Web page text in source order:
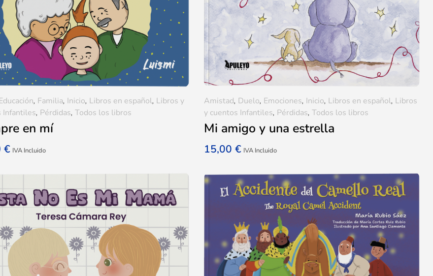
en mí
€ IVA Incluido
, Familia, Inicio, Libros en español, Libros y
Infantiles, Pérdidas,Todos los libros
Mi amigo y una estrella
15,00 € IVA Incluido
Amistad, Duelo, Emociones, Inicio, Libros en español, Libros
y cuentos Infantiles, Pérdidas, Todos los libros